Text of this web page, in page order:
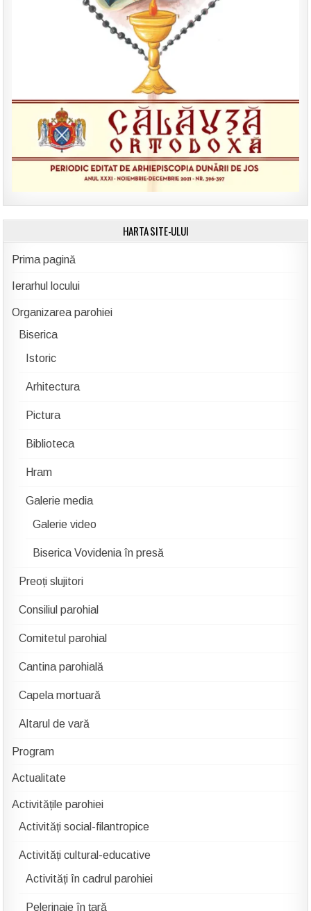
HARTA SITE-ULUI
Prima pagină
Ierarhul locului
Organizarea parohiei
Biserica
Istoric
Arhitectura
Pictura
Biblioteca
Hram
Galerie media
Galerie video
Biserica Vovidenia în presă
Preoți slujitori
Consiliul parohial
Comitetul parohial
Cantina parohială
Capela mortuară
Altarul de vară
Program
Actualitate
Activitățile parohiei
Activități social-filantropice
Activități cultural-educative
Activități în cadrul parohiei
Pelerinaje în țară